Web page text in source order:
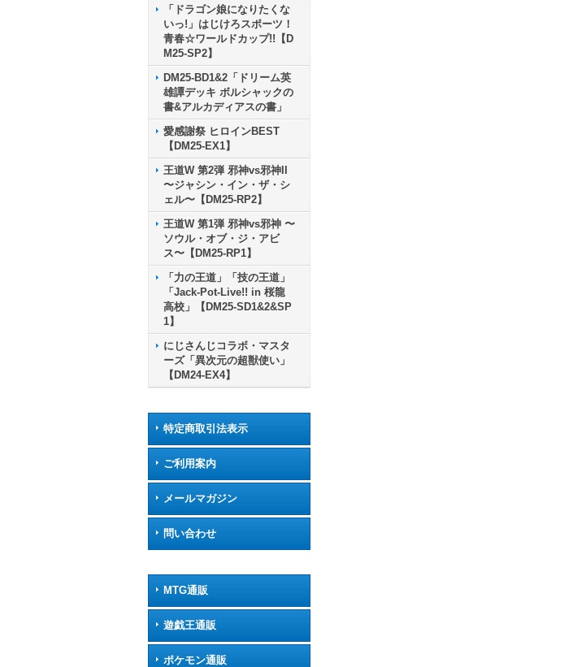
「ドラゴン娘になりたくな
いっ!」はじけろスポーツ！
青春☆ワールドカップ!!【D
M25-SP2】
DM25-BD1&2「ドリーム英
雄譚デッキ ボルシャックの
書&アルカディアスの書」
愛感謝祭 ヒロインBEST
【DM25-EX1】
王道W 第2弾 邪神vs邪神II
〜ジャシン・イン・ザ・シ
ェル〜【DM25-RP2】
王道W 第1弾 邪神vs邪神 〜
ソウル・オブ・ジ・アビ
ス〜【DM25-RP1】
「力の王道」「技の王道」
「Jack-Pot-Live!! in 桜龍
高校」【DM25-SD1&2&SP
1】
にじさんじコラボ・マスタ
ーズ「異次元の超獣使い」
【DM24-EX4】
特定商取引法表示
ご利用案内
メールマガジン
問い合わせ
MTG通販
遊戯王通販
ポケモン通販